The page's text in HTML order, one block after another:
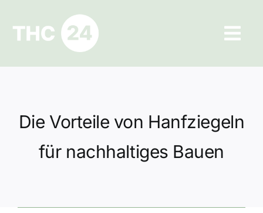
springen
Ratgeber
Datenschutz
Die Vorteile von Hanfziegeln
für nachhaltiges Bauen